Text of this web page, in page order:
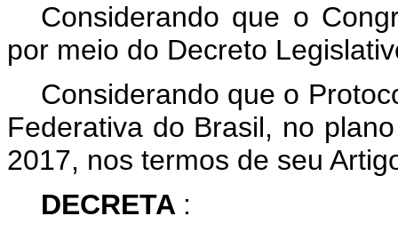
Considerando que o
por meio do Decreto
Considerando que o
Federativa do Brasil, no
2017, nos termos de seu
DECRETA :